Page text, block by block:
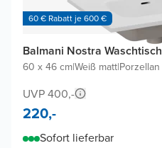
60 € Rabatt je 600 €
Balmani Nostra Waschtisch
60 x 46 cm|Weiß matt|Porzellan
UVP 400,-
220,-
Sofort lieferbar